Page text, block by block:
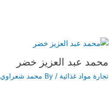
محمد عبد العزيز خضر
تجارة مواد غذائية / By محمد شعراوي